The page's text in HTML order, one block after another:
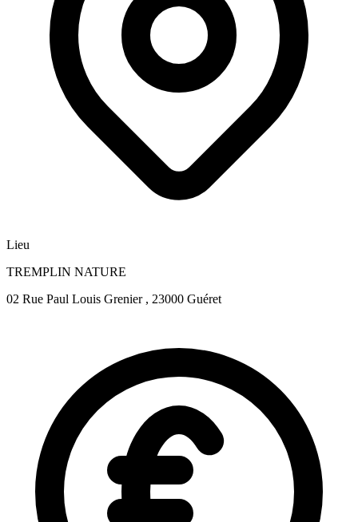
Lieu
TREMPLIN NATURE
02 Rue Paul Louis Grenier , 23000 Guéret